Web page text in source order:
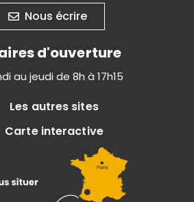
Nous écrire
d'ouverture
au jeudi de 8h à 17h15
Les autres sites
Carte interactive